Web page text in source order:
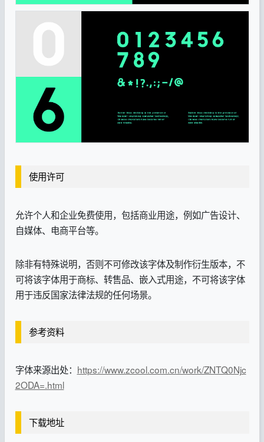
使用许可
允许个人和企业免费使用，包括商业用途，例如广告设计、
自媒体、电商平台等。
除非有特殊说明，否则不可修改该字体及制作衍生版本，不
可将该字体用于商标、转售品、嵌入式用途，不可将该字体
用于违反国家法律法规的任何场景。
参考资料
字体来源出处： https://www.zcool.com.cn/work/ZNTQ0Njc
2ODA=.html
下载地址